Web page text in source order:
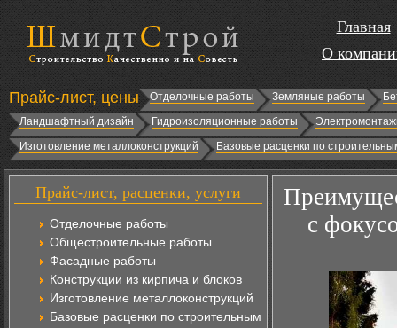
Главная
О
Прайс-лист, цены Отделочные работы Земляные работы
Ландшафтный дизайн
Гидроизоляционные работы
Изготовление металлоконструкций
Базовые расценки по
Прайс-лист, расценки, услуги
Отделочные работы
Общестроительные работы
Фасадные работы
Конструкции из кирпича и блоков
Изготовление металлоконструкций
Базовые расценки по строительным
с